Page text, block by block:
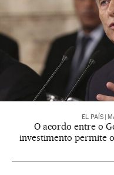
EL PAÍS
O acordo entre o
investimento permite